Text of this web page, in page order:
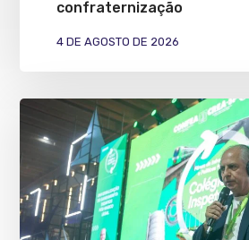
confraternização
4 DE AGOSTO DE 2026